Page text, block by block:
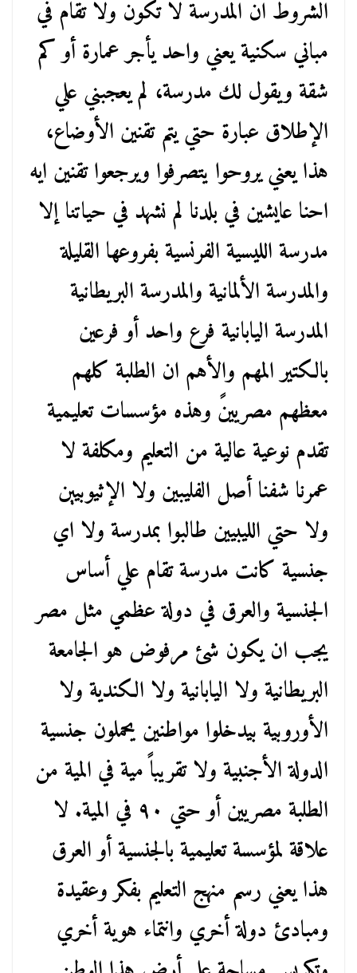
الشروط ان المدرسة لا تكون ولا تقام في
مباني سكنية يعني واحد يأجر عمارة أو كم
شقة ويقول لك مدرسة، لم يعجبني علي
الإطلاق عبارة حتي يتم تقنين الأوضاع،
هذا يعني يروحوا يتصرفوا ويرجعوا تقنين ايه
احنا عايشين في بلدنا لم نشهد في حياتنا إلا
مدرسة الليسية الفرنسية بفروعها القليلة
والمدرسة الألمانية والمدرسة البريطانية
المدرسة اليابانية فرع واحد أو فرعين
بالكتير المهم والأهم ان الطلبة كلهم
معظهم مصريينً وهذه مؤسسات تعليمية
تقدم نوعية عالية من التعليم ومكلفة لا
عمرنا شفنا أصل الفليبين ولا الإثيوبيين
ولا حتي الليبيين طالبوا بمدرسة ولا اي
جنسية كانت مدرسة تقام علي أساس
الجنسية والعرق في دولة عظمي مثل مصر
يجب ان يكون شئ مرفوض هو الجامعة
البريطانية ولا اليابانية ولا الكندية ولا
الأوروبية بيدخلوا مواطنين يحملون جنسية
الدولة الأجنبية ولا تقريباً مية في المية من
الطلبة مصريين أو حتي ٩٠ في المية. لا
علاقة لمؤسسة تعليمية بالجنسية أو العرق
هذا يعني رسم منهج التعليم بفكر وعقيدة
ومبادئ دولة أخري وانتماء هوية أخري